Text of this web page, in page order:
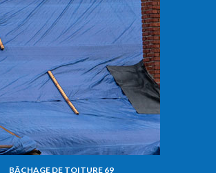
BÂCHAGE DE TOITURE 69